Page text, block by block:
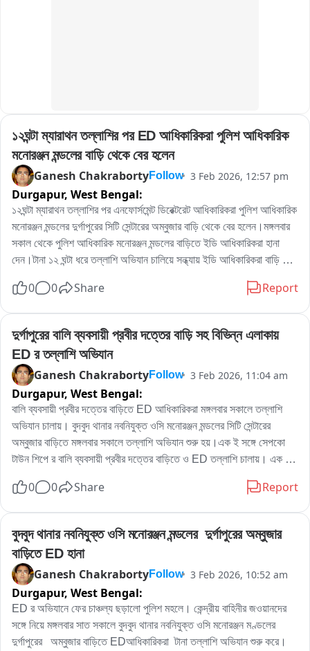
১২ঘন্টা ম্যারাথন তল্লাশির পর ED আধিকারিকরা পুলিশ আধিকারিক
মনোরঞ্জন মন্ডলের বাড়ি থেকে বের হলেন
Ganesh ChakrabortyFollow 3 Feb 2026, 12:57 pm
Durgapur, West Bengal:
১২ঘন্টা ম্যারাথন তল্লাশির পর এনফোর্সমেন্ট ডিরেক্টরেট আধিকারিকরা পুলিশ আধিকারিক
মনোরঞ্জন মন্ডলের দুর্গাপুরের সিটি সেন্টারের অম্বুজার বাড়ি থেকে বের হলেন।মঙ্গলবার
সকাল থেকে পুলিশ আধিকারিক মনোরঞ্জন মন্ডলের বাড়িতে ইডি আধিকারিকরা হানা
দেন।টানা ১২ ঘন্টা ধরে তল্লাশি অভিযান চালিয়ে সন্ধ্যায় ইডি আধিকারিকরা বাড়ি
মন্তব্য করতে চাননি।সূত্রের খবর কয়লা পাচারের তদন্তের গতি আনতে ইডি পুলিশ
আধিকারিক মনোরঞ্জন মন্ডলের বাড়িতে তল্লাশি চালায়।
0 0 Share Report
দুর্গাপুরের বালি ব্যবসায়ী প্রবীর দত্তের বাড়ি সহ বিভিন্ন এলাকায়
ED র তল্লাশি অভিযান
Ganesh ChakrabortyFollow 3 Feb 2026, 11:04 am
Durgapur, West Bengal:
বালি ব্যবসায়ী প্রবীর দত্তের বাড়িতে ED আধিকারিকরা মঙ্গলবার সকালে তল্লাশি
অভিযান চালায়। বুদবুদ থানার নবনিযুক্ত ওসি মনোরঞ্জন মন্ডলের সিটি সেন্টারের
অম্বুজার বাড়িতে মঙ্গলবার সকালে তল্লাশি অভিযান শুরু হয়।এক ই সঙ্গে সেপকো
টাউন শিপে র বালি ব্যবসায়ী প্রবীর দত্তের বাড়িতে ও ED তল্লাশি চালায়। এক ই
অভিযোগে এই তল্লাশি অভিযান বলে সূত্রের খবর। পশ্চিম বর্ধমান জেলার বিভিন্ন
এলাকায় ED র অভিযান কে ঘিরে মঙ্গলবার ব্যপাক চাঞ্চল্য ছড়িয়ে পড়ে।
0 0 Share Report
বুদবুদ থানার নবনিযুক্ত ওসি মনোরঞ্জন মন্ডলের  দুর্গাপুরের অম্বুজার
বাড়িতে ED হানা
Ganesh ChakrabortyFollow 3 Feb 2026, 10:52 am
Durgapur, West Bengal:
ED র অভিযানে ফের চাঞ্চল্য ছড়ালো পুলিশ মহলে। কেন্দ্রীয় বাহিনীর জওয়ানদের
সঙ্গে নিয়ে মঙ্গলবার সাত সকালে বুদবুদ থানার নবনিযুক্ত ওসি মনোরঞ্জন মণ্ডলের
দুর্গাপুরের   অম্বুজার বাড়িতে EDআধিকারিকরা  টানা তল্লাশি অভিযান শুরু করে।